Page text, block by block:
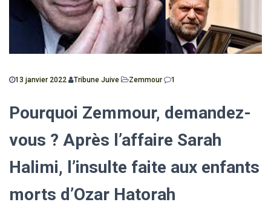
13 janvier 2022 Tribune Juive Zemmour 1
Pourquoi Zemmour, demandez-
vous ? Après l’affaire Sarah
Halimi, l’insulte faite aux enfants
morts d’Ozar Hatorah